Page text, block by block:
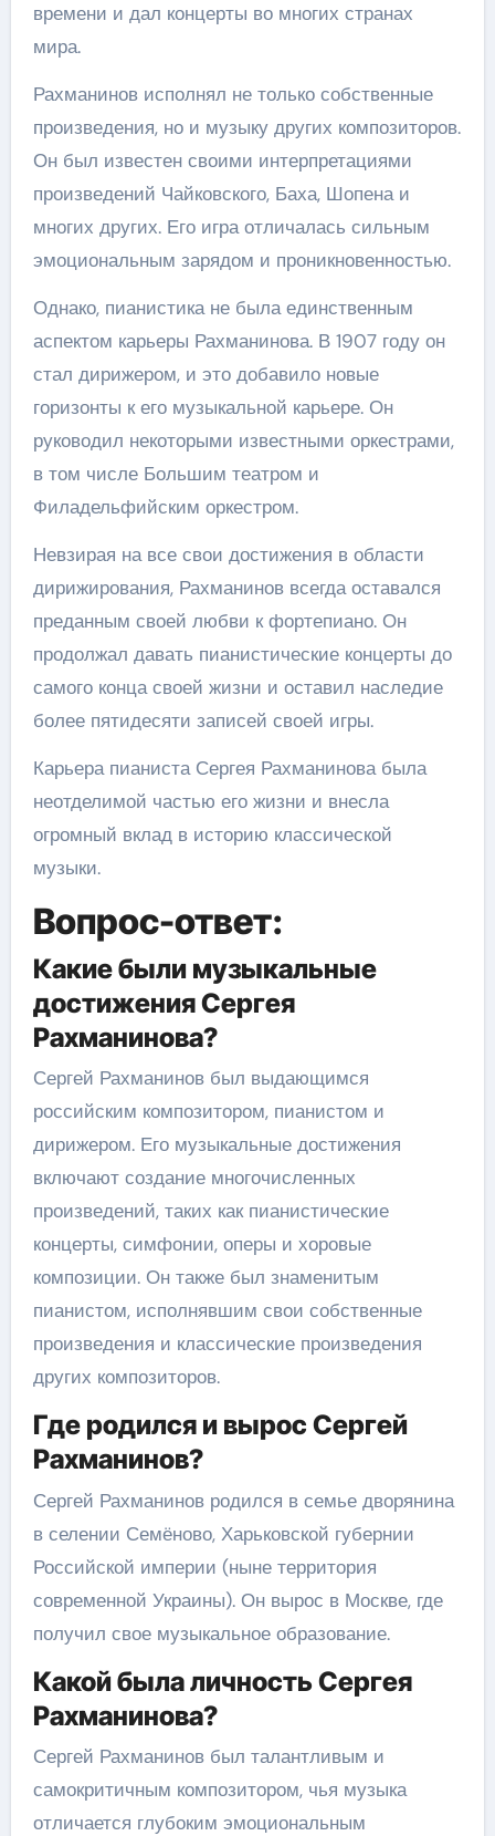
времени и дал концерты во многих странах
мира.
Рахманинов исполнял не только собственные
произведения, но и музыку других композиторов.
Он был известен своими интерпретациями
произведений Чайковского, Баха, Шопена и
многих других. Его игра отличалась сильным
эмоциональным зарядом и проникновенностью.
Однако, пианистика не была единственным
аспектом карьеры Рахманинова. В 1907 году он
стал дирижером, и это добавило новые
горизонты к его музыкальной карьере. Он
руководил некоторыми известными оркестрами,
в том числе Большим театром и
Филадельфийским оркестром.
Невзирая на все свои достижения в области
дирижирования, Рахманинов всегда оставался
преданным своей любви к фортепиано. Он
продолжал давать пианистические концерты до
самого конца своей жизни и оставил наследие
более пятидесяти записей своей игры.
Карьера пианиста Сергея Рахманинова была
неотделимой частью его жизни и внесла
огромный вклад в историю классической
музыки.
Вопрос-ответ:
Какие были музыкальные
достижения Сергея
Рахманинова?
Сергей Рахманинов был выдающимся
российским композитором, пианистом и
дирижером. Его музыкальные достижения
включают создание многочисленных
произведений, таких как пианистические
концерты, симфонии, оперы и хоровые
композиции. Он также был знаменитым
пианистом, исполнявшим свои собственные
произведения и классические произведения
других композиторов.
Где родился и вырос Сергей
Рахманинов?
Сергей Рахманинов родился в семье дворянина
в селении Семёново, Харьковской губернии
Российской империи (ныне территория
современной Украины). Он вырос в Москве, где
получил свое музыкальное образование.
Какой была личность Сергея
Рахманинова?
Сергей Рахманинов был талантливым и
самокритичным композитором, чья музыка
отличается глубоким эмоциональным